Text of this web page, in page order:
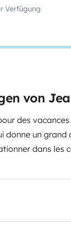
Verfügung
von
des
donne un
dans les
de